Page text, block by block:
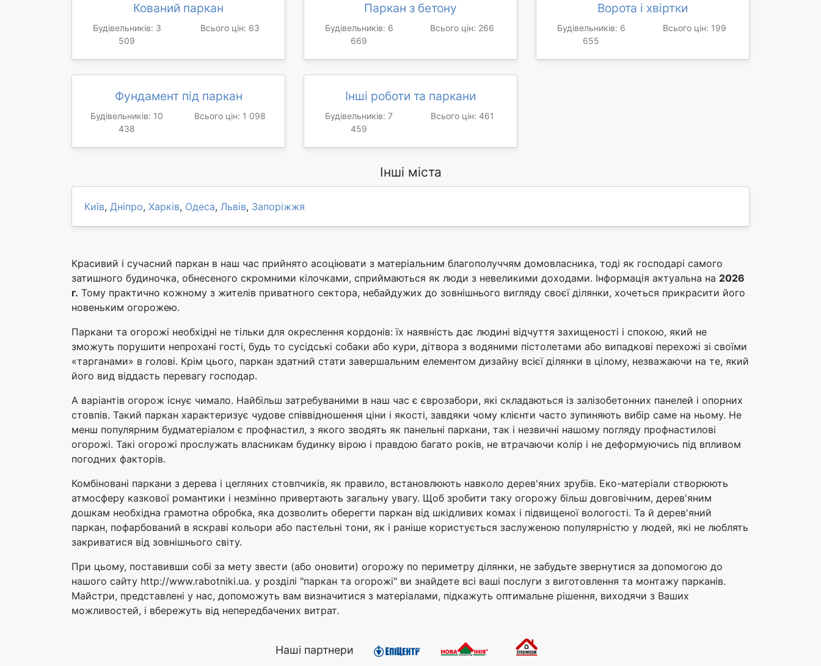
Кований паркан
Будівельників: 3
509
Всього цін: 63
Паркан з бетону
Будівельників: 6
669
Всього цін: 266
Ворота і хвіртки
Будівельників: 6
655
Всього цін: 199
Фундамент під паркан
Будівельників: 10
438
Всього цін: 1 098
Інші роботи та паркани
Будівельників: 7
459
Всього цін: 461
Інші міста
Київ, Дніпро, Харків, Одеса, Львів, Запоріжжя
Красивий і сучасний паркан в наш час прийнято асоціювати з матеріальним благополуччям домовласника, тоді як господарі самого
затишного будиночка, обнесеного скромними кілочками, сприймаються як люди з невеликими доходами. Інформація актуальна на 2026
г. Тому практично кожному з жителів приватного сектора, небайдужих до зовнішнього вигляду своєї ділянки, хочеться прикрасити його
новеньким огорожею.
Паркани та огорожі необхідні не тільки для окреслення кордонів: їх наявність дає людині відчуття захищеності і спокою, який не
зможуть порушити непрохані гості, будь то сусідські собаки або кури, дітвора з водяними пістолетами або випадкові перехожі зі своїми
«тарганами» в голові. Крім цього, паркан здатний стати завершальним елементом дизайну всієї ділянки в цілому, незважаючи на те, який
його вид віддасть перевагу господар.
А варіантів огорож існує чимало. Найбільш затребуваними в наш час є єврозабори, які складаються із залізобетонних панелей і опорних
стовпів. Такий паркан характеризує чудове співвідношення ціни і якості, завдяки чому клієнти часто зупиняють вибір саме на ньому. Не
менш популярним будматеріалом є профнастил, з якого зводять як панельні паркани, так і незвичні нашому погляду профнастилові
огорожі. Такі огорожі прослужать власникам будинку вірою і правдою багато років, не втрачаючи колір і не деформуючись під впливом
погодних факторів.
Комбіновані паркани з дерева і цегляних стовпчиків, як правило, встановлюють навколо дерев'яних зрубів. Еко-матеріали створюють
атмосферу казкової романтики і незмінно привертають загальну увагу. Щоб зробити таку огорожу більш довговічним, дерев'яним
дошкам необхідна грамотна обробка, яка дозволить оберегти паркан від шкідливих комах і підвищеної вологості. Та й дерев'яний
паркан, пофарбований в яскраві кольори або пастельні тони, як і раніше користується заслуженою популярністю у людей, які не люблять
закриватися від зовнішнього світу.
При цьому, поставивши собі за мету звести (або оновити) огорожу по периметру ділянки, не забудьте звернутися за допомогою до
нашого сайту http://www.rabotniki.ua. у розділі "паркан та огорожі" ви знайдете всі ваші послуги з виготовлення та монтажу парканів.
Майстри, представлені у нас, допоможуть вам визначитися з матеріалами, підкажуть оптимальне рішення, виходячи з Ваших
можливостей, і вбережуть від непередбачених витрат.
Наші партнери